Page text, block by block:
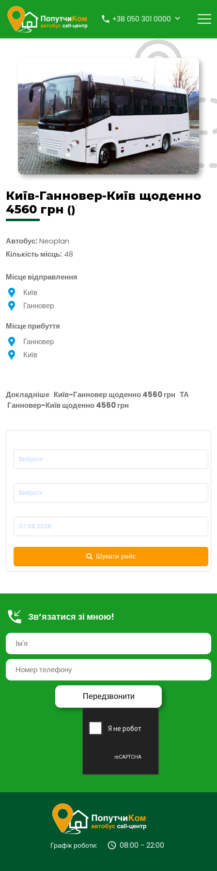
+38 050 301 0000
Київ-Ганновер-Київ щоденно
4560 грн ()
Автобус:Neoplan
Кількість місць: 48
Місце відправлення
Київ
Ганновер
Місце прибуття
Ганновер
Київ
Докладніше Київ-Ганновер щоденно 4560 грн ТА
Ганновер-Київ щоденно 4560 грн
Шукати рейс
Зв’язатися зі мною!
Графік роботи: 08:00 - 22:00